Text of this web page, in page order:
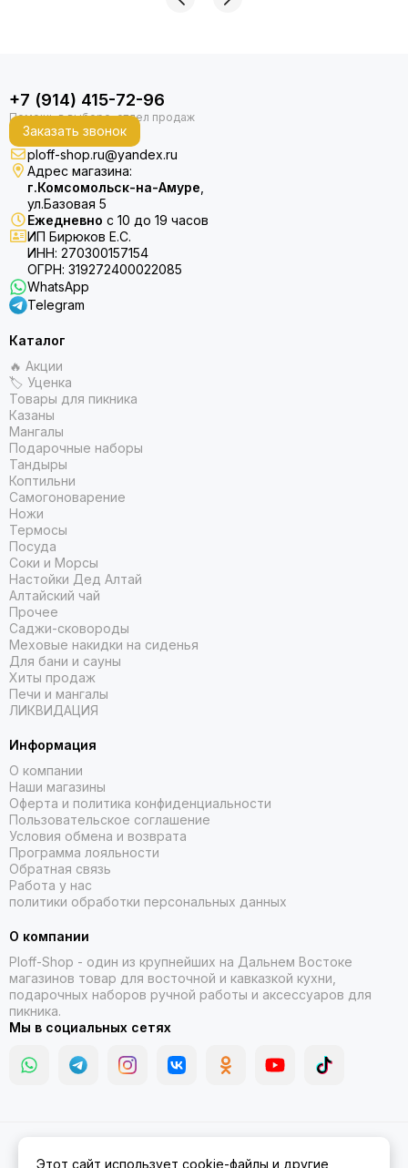
+7 (914) 415-72-96
Заказать звонок
ploff-shop.ru@yandex.ru
Адрес магазина:
г.Комсомольск-на-Амуре
ул.Базовая 5
Ежедневно с 10 до 19 часов
ИП Бирюков Е.С.
ИНН: 270300157154
ОГРН: 319272400022085
WhatsApp
Telegram
Каталог
🔥 Акции
🏷 Уценка
Товары для пикника
Казаны
Мангалы
Подарочные наборы
Тандыры
Коптильни
Самогоноварение
Ножи
Термосы
Посуда
Соки и Морсы
Настойки Дед Алтай
Алтайский чай
Прочее
Саджи-сковороды
Меховые накидки на сиденья
Для бани и сауны
Хиты продаж
Печи и мангалы
ЛИКВИДАЦИЯ
Информация
О компании
Наши магазины
Оферта и политика конфиденциальности
Пользовательское соглашение
Условия обмена и возврата
Программа лояльности
Обратная связь
Работа у нас
политики обработки персональных данных
О компании
Ploff-Shop - один из крупнейших на Дальнем Востоке
магазинов товар для восточной и кавказкой кухни,
подарочных наборов ручной работы и аксессуаров для
пикника.
Мы в социальных сетях
Амуре.Карта сайта
Этот сайт использует cookie-файлы и другие